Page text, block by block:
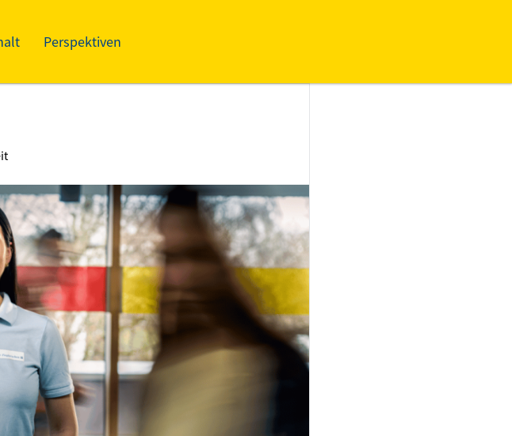
Perspektiven